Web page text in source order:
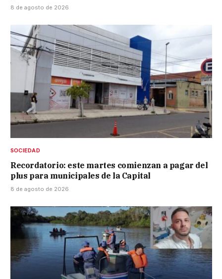
8 de agosto de 2026
SOCIEDAD
Recordatorio: este martes comienzan a pagar del
plus para municipales de la Capital
8 de agosto de 2026